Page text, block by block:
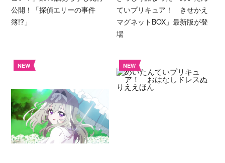
公開！「探偵エリーの事件
簿!?」
ていプリキュア！ きせかえ
マグネットBOX」最新版が登
場
NEW NEW